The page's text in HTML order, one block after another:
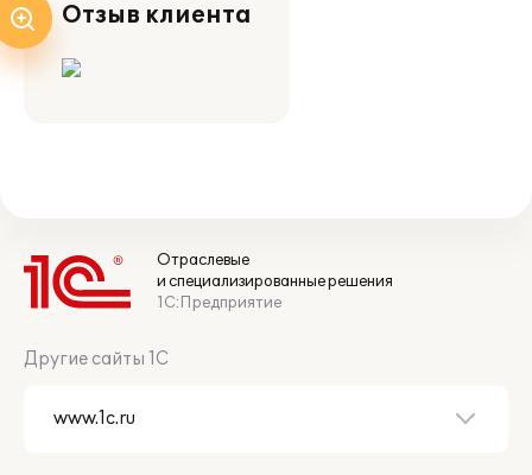
Отзыв клиента
Отраслевые
и специализированные решения
1С:Предприятие
Другие сайты 1С